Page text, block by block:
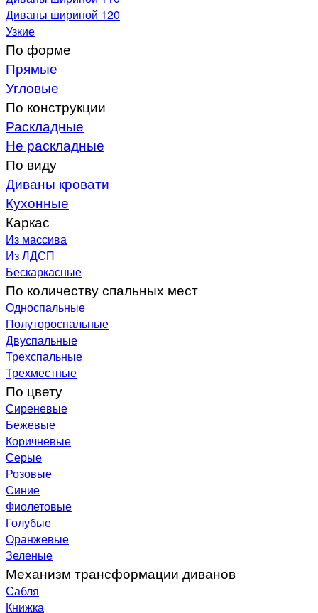
Диваны шириной 120
Узкие
По форме
Прямые
Угловые
По конструкции
Раскладные
Не раскладные
По виду
Диваны кровати
Кухонные
Каркас
Из массива
Из ЛДСП
Бескаркасные
По количеству спальных мест
Односпальные
Полутороспальные
Двуспальные
Трехспальные
Трехместные
По цвету
Сиреневые
Бежевые
Коричневые
Серые
Розовые
Синие
Фиолетовые
Голубые
Оранжевые
Зеленые
Механизм трансформации диванов
Сабля
Книжка